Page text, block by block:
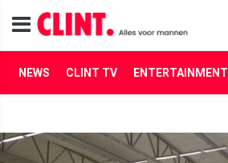
NEWS CLINT TV ENTERTAINMENT